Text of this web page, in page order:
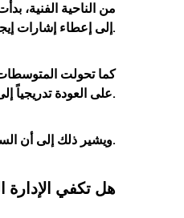
من الناحية الفنية،
إلى إعطاء إشارات إيجابية تعكس عودة القوة الشرائية إلى السهم.
كما تحولت
على العودة تدريجياًبعد فترة طويلة من الضغوط البيعية.
ويشير ذلك إلى أن السوق بدأت تمنح الإدارة الجديدة فرصة لإثبات قدرتها على تحسين الأداء التشغيلي وتحقيق الأهداف المعلنة.
هل تكفي الإدارة